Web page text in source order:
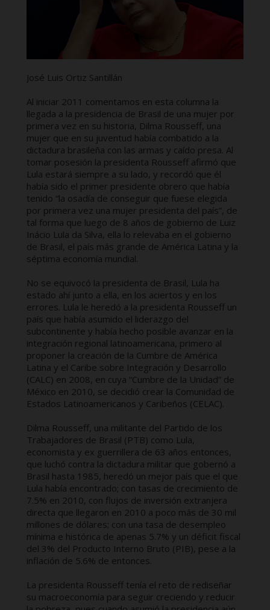
José Luis Ortiz Santillán
Al iniciar 2011 comentamos en esta columna la
llegada a la presidencia de Brasil de una mujer por
primera vez en su historia, Dilma Rousseff, una
mujer que en su juventud había combatido a la
dictadura brasileña con las armas y caído presa. Al
tomar posesión la presidenta Rousseff afirmó que
Lula estará siempre a su lado, y recordó que él
había sido el primer presidente obrero que había
tenido “la osadía de conseguir que fuese elegida
por primera vez una mujer presidenta del país”, de
tal forma que luego de 8 años de gobierno de Luiz
Inácio Lula da Silva, ella lo relevaba en el gobierno
de Brasil, el país más grande de América Latina y la
séptima economía mundial.
No se equivocó la presidenta de Brasil, Lula ha
estado ahí junto a ella, en los aciertos y en los
errores. Lula le heredó a la presidenta Rousseff un
país que había asumido el liderazgo del
subcontinente y había hecho posible avanzar en la
integración regional latinoamericana, primero al
proponer la creación de la Cumbre de América
Latina y el Caribe sobre Integración y Desarrollo
(CALC) en 2008, en cuya “Cumbre de la Unidad” de
México en 2010, se decidió crear la Comunidad de
Estados Latinoamericanos y Caribeños (CELAC).
Dilma Rousseff, una militante del Partido de los
Trabajadores de Brasil (PTB) como Lula,
economista y ex guerrillera de 63 años entonces,
que luchó contra la dictadura militar que gobernó a
Brasil hasta 1985, heredó un mejor país que el que
Lula había encontrado; con tasas de crecimiento de
7.5% en 2010, con flujos de inversión extranjera
directa que llegaron en 2010 a poco más de 30 mil
millones de dólares; con una tasa de desempleo
mínima e histórica de apenas 5.7% y un déficit fiscal
del 3% del Producto Interno Bruto (PIB), pese a la
inflación de 5.6% de entonces.
La presidenta Rousseff tenía el reto de rediseñar
su macroeconomía para seguir creciendo y reducir